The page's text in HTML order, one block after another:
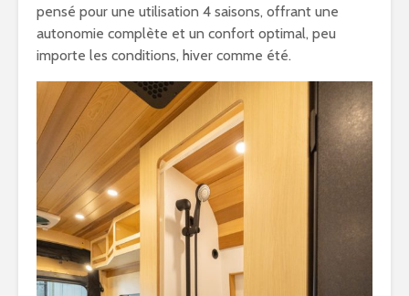
pensé pour une utilisation 4 saisons, offrant une
autonomie complète et un confort optimal, peu
importe les conditions, hiver comme été.